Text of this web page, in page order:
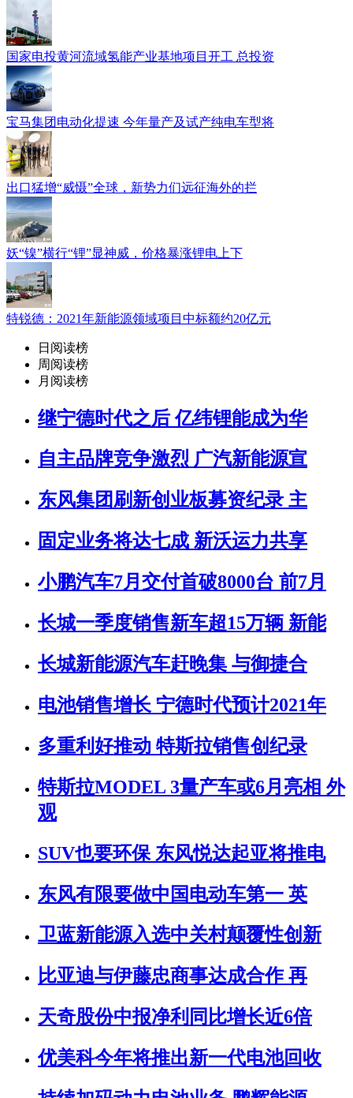
国家电投黄河流域氢能产业基地项目开工 总投资
宝马集团电动化提速 今年量产及试产纯电车型将
出口猛增“威慑”全球，新势力们远征海外的拦
妖“镍”横行“锂”显神威，价格暴涨锂电上下
特锐德：2021年新能源领域项目中标额约20亿元
日阅读榜
周阅读榜
月阅读榜
继宁德时代之后 亿纬锂能成为华
自主品牌竞争激烈 广汽新能源宣
东风集团刷新创业板募资纪录 主
固定业务将达七成 新沃运力共享
小鹏汽车7月交付首破8000台 前7月
长城一季度销售新车超15万辆 新能
长城新能源汽车赶晚集 与御捷合
电池销售增长 宁德时代预计2021年
多重利好推动 特斯拉销售创纪录
特斯拉MODEL 3量产车或6月亮相 外
观
SUV也要环保 东风悦达起亚将推电
东风有限要做中国电动车第一 英
卫蓝新能源入选中关村颠覆性创新
比亚迪与伊藤忠商事达成合作 再
天奇股份中报净利同比增长近6倍
优美科今年将推出新一代电池回收